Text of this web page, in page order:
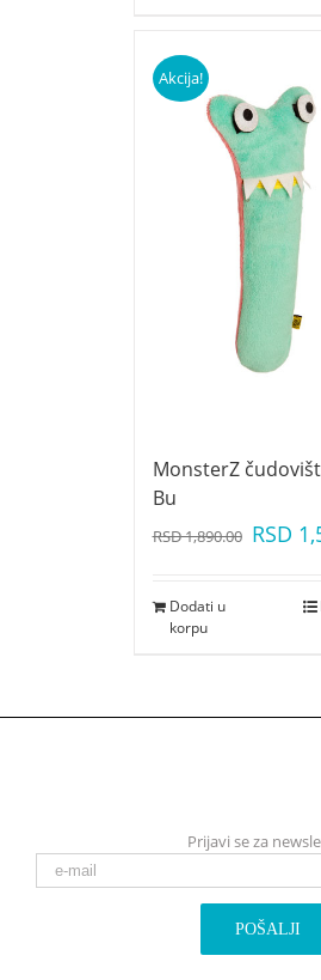
Akcija!
MonsterZ
Bu
RSD1,890.00 RSD
Dodati u
korpu
Prijavi se za